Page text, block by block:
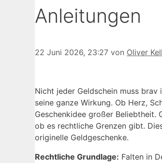
Anleitungen
22 Juni 2026, 23:27 von Oliver
Nicht jeder Geldschein muss
seine ganze Wirkung. Ob Herz,
Geschenkidee großer Beliebtheit.
ob es rechtliche Grenzen gibt.
originelle Geldgeschenke.
Rechtliche Grundlage: Falten in